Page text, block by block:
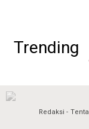
Trending
Redaksi